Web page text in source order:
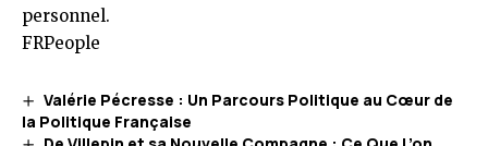
personnel.
FRPeople
Valérie Pécresse : Un Parcours Politique au Cœur de
la Politique Française